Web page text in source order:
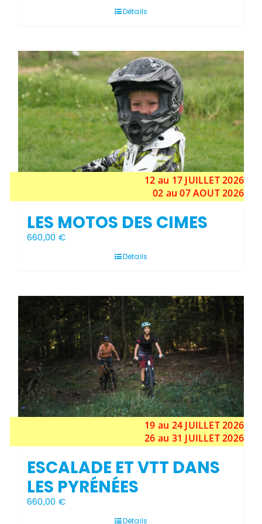
Détails
12 au 17 JUILLET2026
02 au 07 AOUT 2026
LES MOTOS DES CIMES
660,00 €
Détails
19 au 24 JUILLET2026
26 au 31 JUILLET 2026
ESCALADE ET VTT DANS
LES PYRÉNÉES
660,00 €
Détails